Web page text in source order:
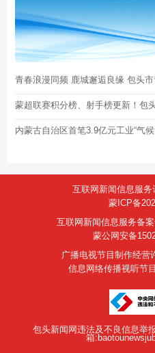
青春浪漫同频 鹿城邂逅良缘 包头
蒙超联赛积分榜、射手榜更新！包
内蒙古自治区首笔3.9亿元工业“气候
互联网新闻信息服务
蒙ICP备
互联网新闻信息服务备
蒙公网安备
广播电视节目制作经营
信息网络传播视听节
包头新闻网违法及不良信息举
箱